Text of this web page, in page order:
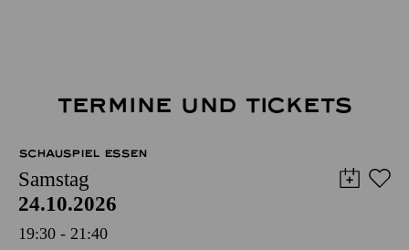
TERMINE UND TICKETS
SCHAUSPIEL ESSEN
Samstag
24.10.2026
19:30 - 21:40